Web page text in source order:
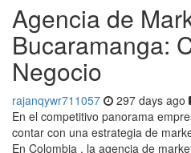
Agencia de
Bucaramanga:
Negocio
rajanqywr711057 297 days ago
En el competitivo panorama
contar con una estrategia de
En Colombia , la agencia de